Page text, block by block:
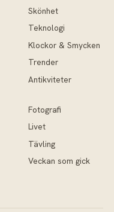
Skönhet
Teknologi
Klockor & Smycken
Trender
Antikviteter
Fotografi
Livet
Tävling
Veckan som gick